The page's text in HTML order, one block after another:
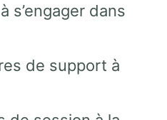
s’engager dans
de support à